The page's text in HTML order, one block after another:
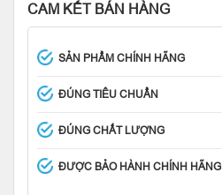
CAM KẾT BÁN HÀNG
SẢN PHẨM CHÍNH HÃNG
ĐÚNG TIÊU CHUẨN
ĐÚNG CHẤT LƯỢNG
ĐƯỢC BẢO HÀNH CHÍNH HÃNG